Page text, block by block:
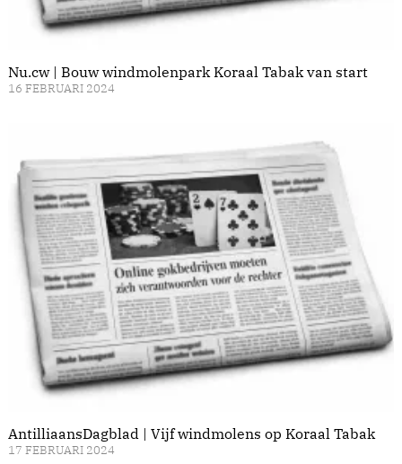
Nu.cw | Bouw windmolenpark Koraal Tabak van start
16 FEBRUARI 2024
AntilliaansDagblad | Vijf windmolens op Koraal Tabak
17 FEBRUARI 2024